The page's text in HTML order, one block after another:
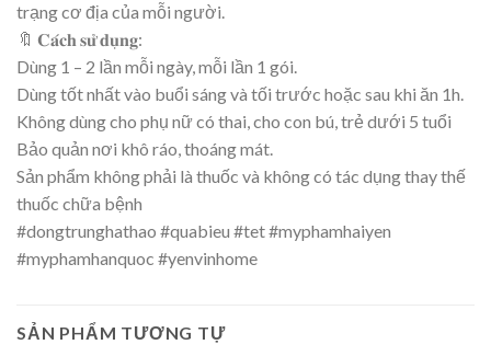
trạng cơ địa của mỗi người.
🔖 𝐂𝐚́𝐜𝐡 𝐬𝐮̛̉ 𝐝𝐮̣𝐧𝐠:
Dùng 1 – 2 lần mỗi ngày, mỗi lần 1 gói.
Dùng tốt nhất vào buổi sáng và tối trước hoặc sau khi ăn 1h.
Không dùng cho phụ nữ có thai, cho con bú, trẻ dưới 5 tuổi
Bảo quản nơi khô ráo, thoáng mát.
Sản phẩm không phải là thuốc và không có tác dụng thay thế
thuốc chữa bệnh
#dongtrunghathao #quabieu #tet#myphamhaiyen
#myphamhanquoc #yenvinhome
SẢN PHẨM TƯƠNG TỰ